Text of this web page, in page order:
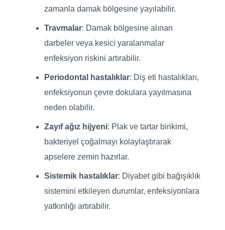
zamanla damak bölgesine yayılabilir.
Travmalar: Damak bölgesine alınan
darbeler veya kesici yaralanmalar
enfeksiyon riskini artırabilir.
Periodontal hastalıklar: Diş eti hastalıkları,
enfeksiyonun çevre dokulara yayılmasına
neden olabilir.
Zayıf ağız hijyeni: Plak ve tartar birikimi,
bakteriyel çoğalmayı kolaylaştırarak
apselere zemin hazırlar.
Sistemik hastalıklar: Diyabet gibi bağışıklık
sistemini etkileyen durumlar, enfeksiyonlara
yatkınlığı artırabilir.